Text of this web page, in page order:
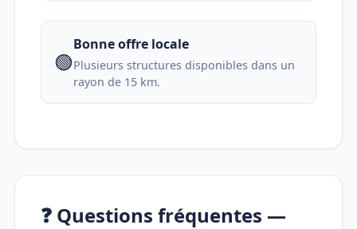
🟢
Bonne offre locale
Plusieurs structures disponibles dans un
rayon de 15 km.
❓ Questions fréquentes —